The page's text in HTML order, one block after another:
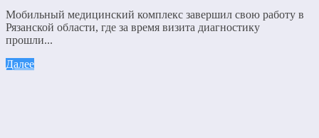
Мобильный медицинский комплекс завершил свою работу в
Рязанской области, где за время визита диагностику
прошли...
Далее